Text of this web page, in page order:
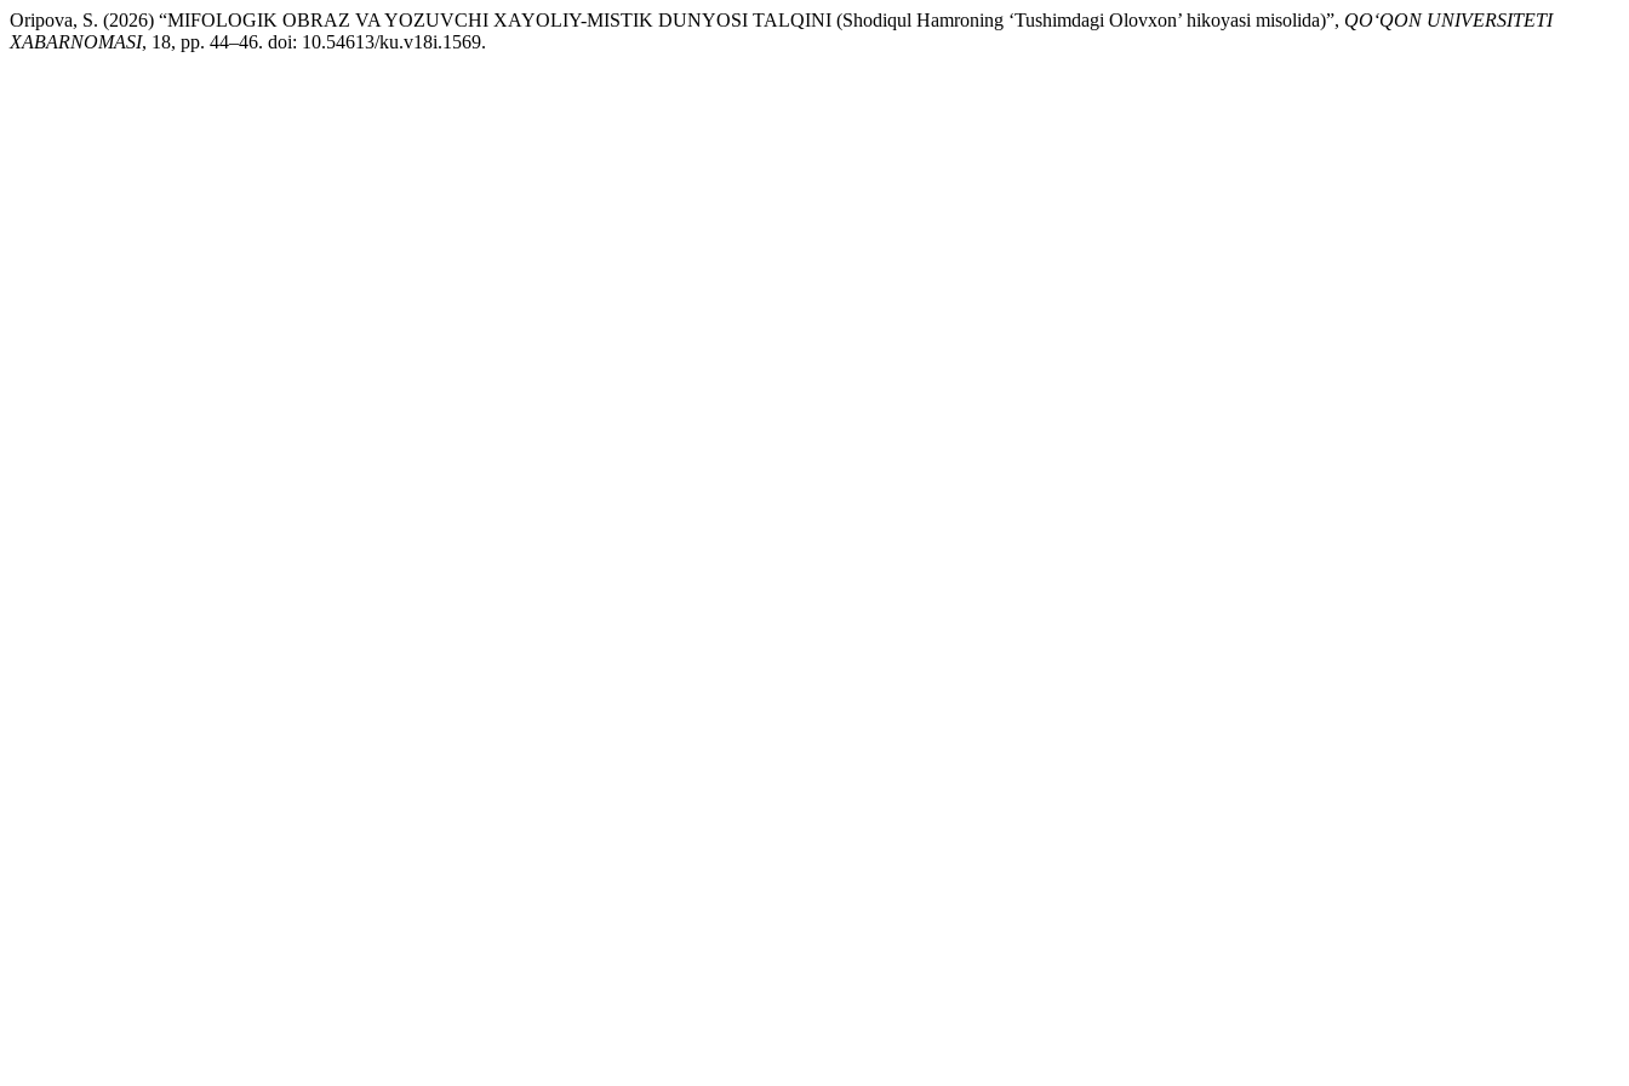
Oripova, S. (2026) “MIFOLOGIK OBRAZ VA YOZUVCHI XAYOLIY-MISTIK DUNYOSI TALQINI (Shodiqul Hamroning ‘Tushimdagi Olovxon’ hikoyasi misolida)”, QO‘QON UNIVERSITETI
XABARNOMASI, 18, pp. 44–46. doi: 10.54613/ku.v18i.1569.